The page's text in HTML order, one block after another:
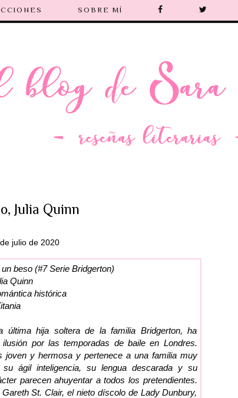
SOBRE MÍ
Julia Quinn
julio de 2020
beso (#7 Serie Bridgerton)
Quinn
histórica
última hija soltera de la familia Bridgerton, ha
ilusión por las temporadas de baile en Londres.
joven y hermosa y pertenece a una familia muy
su ágil inteligencia, su lengua descarada y su
parecen ahuyentar a todos los pretendientes.
St. Clair, el nieto díscolo de Lady Dunbury,